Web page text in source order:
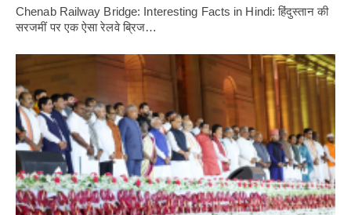
Chenab Railway Bridge: Interesting Facts in Hindi: हिंदुस्तान की
सरजमीं पर एक ऐसा रेलवे ब्रिज…